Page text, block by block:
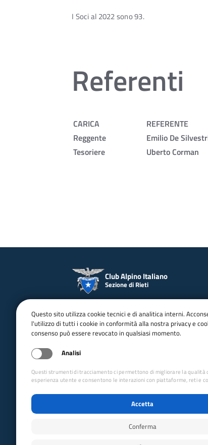
I Soci al 2022 sono 93.
Referenti
CARICA REFERENTE
Reggente
Emilio De
Tesoriere
Uberto Corman
Club Alpino Italiano
Sezione di Rieti
Seguici
Facebook Instagram YouTube
Questo sito utilizza cookie tecnici e di analitica interni.
l'utilizzo di tutti i cookie in conformità alla nostra privacy e
consenso può essere revocato in qualsiasi momento.
Analisi
Questi strumenti di tracciamento ci permettono di migliorare la qualità
esperienza utente e consentono le interazioni con piattaforme, reti e
Accetta
Conferma